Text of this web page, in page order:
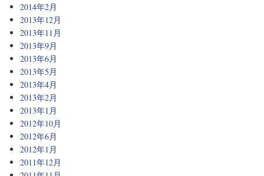
2014年2月
2013年12月
2013年11月
2013年9月
2013年6月
2013年5月
2013年4月
2013年2月
2013年1月
2012年10月
2012年6月
2012年1月
2011年12月